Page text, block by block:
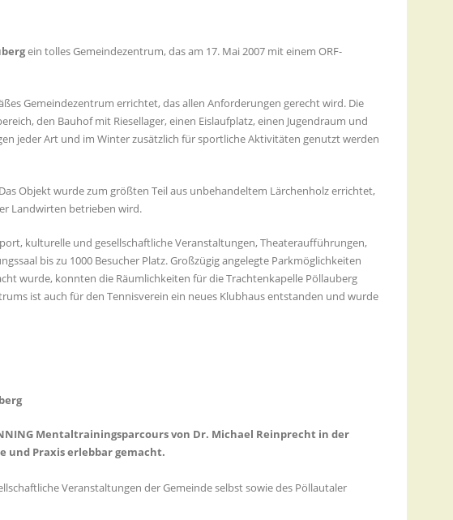
ein tolles Gemeindezentrum, das am 17. Mai 2007 mit einem ORF-
Gemeindezentrum errichtet, das allen Anforderungen gerecht wird. Die
den Bauhof mit Riesellager, einen Eislaufplatz, einen Jugendraum und
jeder Art und im Winter zusätzlich für sportliche Aktivitäten genutzt werden
Objekt wurde zum größten Teil aus unbehandeltem Lärchenholz errichtet,
Landwirten betrieben wird.
kulturelle und gesellschaftliche Veranstaltungen, Theateraufführungen,
bis zu 1000 Besucher Platz. Großzügig angelegte Parkmöglichkeiten
wurde, konnten die Räumlichkeiten für die Trachtenkapelle Pöllauberg
ist auch für den Tennisverein ein neues Klubhaus entstanden und wurde
Mentaltrainingsparcours von Dr. Michael Reinprecht in der
und Praxis erlebbar gemacht.
Veranstaltungen der Gemeinde selbst sowie des Pöllautaler